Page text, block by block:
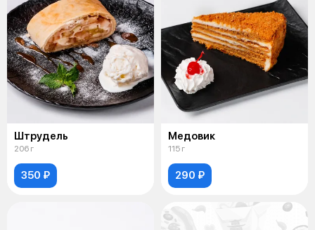
Штрудель
206 г
350 ₽
Медовик
115 г
290 ₽